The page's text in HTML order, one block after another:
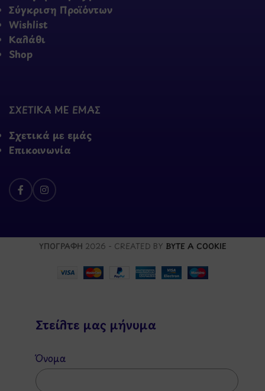
Σύγκριση Προϊόντων
Wishlist
Καλάθι
Shop
ΣΧΕΤΙΚΑ ΜΕ ΕΜΑΣ
Σχετικά με εμάς
Επικοινωνία
ΥΠΟΓΡΑΦΗ 2026 - CREATED BY BYTE A COOKIE
Στείλτε μας μήνυμα
Όνομα